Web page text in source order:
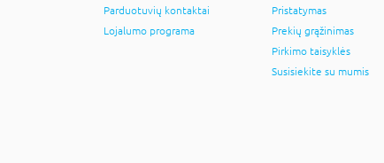
Parduotuvių kontaktai
Lojalumo programa
Pristatymas
Prekių grąžinimas
Pirkimo taisyklės
Susisiekite su mumis